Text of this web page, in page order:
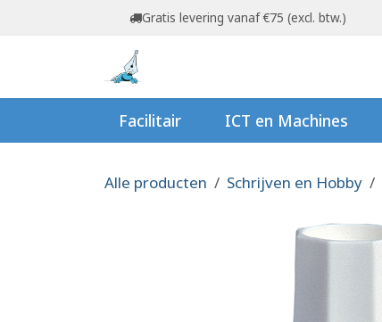
Overslaan naar inhoudGratis levering vanaf €75 (excl. btw.)
Facilitair ICT en Machines
Alle producten Schrijven en Hobby